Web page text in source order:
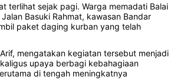
terlihat sejak pagi. Warga memadati Balai
Basuki Rahmat, kawasan Bandar
paket daging kurban yang telah
mengatakan kegiatan tersebut menjadi
upaya berbagi kebahagiaan
di tengah meningkatnya